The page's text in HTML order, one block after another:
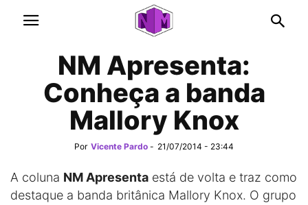
NM Apresenta:
Conheça a banda
Mallory Knox
Por Vicente Pardo - 21/07/2014 - 23:44
A coluna NM Apresenta está de volta e traz como
destaque a banda britânica Mallory Knox. O grupo